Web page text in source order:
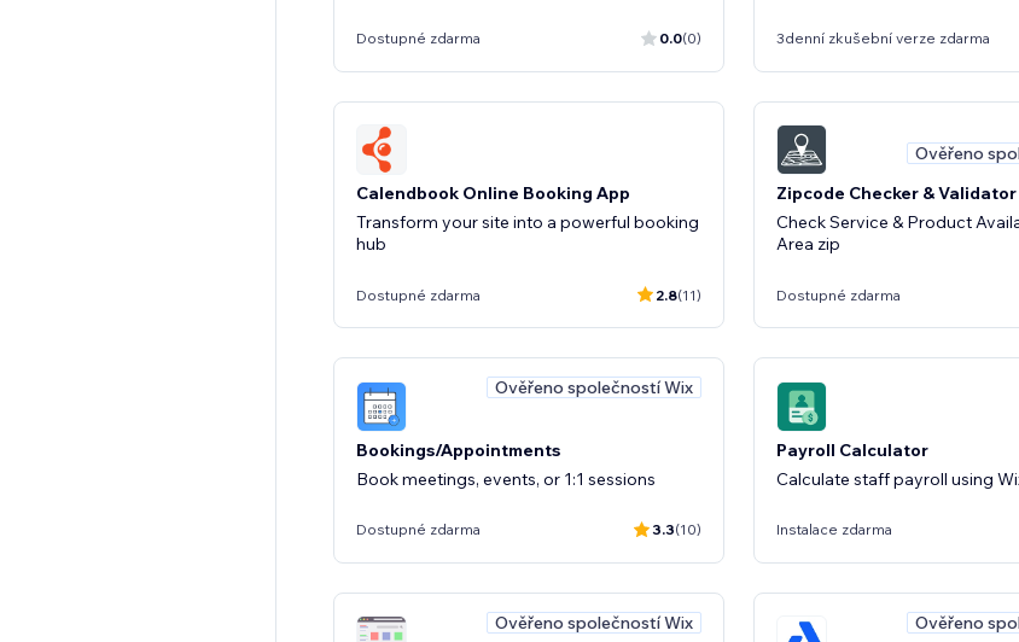
Dostupné zdarma 0.0(0) 3denní zkušební verze zdarma
Calendbook Online Booking App
Transform your site into a powerful booking
hub
Dostupné zdarma 2.8(11)
Ověřeno
Zipcode Checker & Validator
Check Service & Product
Area zip
Dostupné zdarma
Ověřeno společností Wix
Bookings/Appointments
Book meetings, events, or 1:1 sessions
Dostupné zdarma 3.3(10)
Payroll Calculator
Calculate staff payroll using
Instalace zdarma
Ověřeno společností Wix Ověřeno